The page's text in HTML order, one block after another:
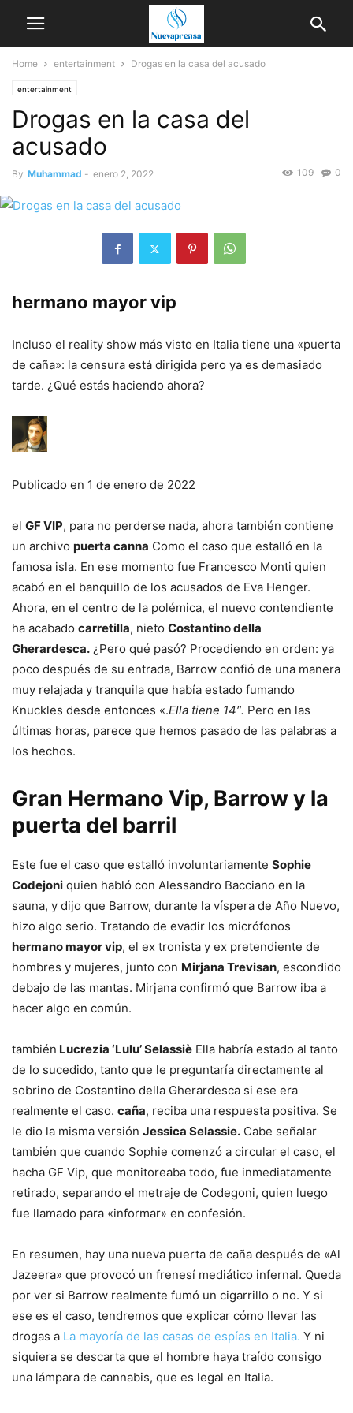
Home entertainment Drogas en la casa del acusado
entertainment
Drogas en la casa del
acusado
By Muhammad - enero 2, 2022 0
109
hermano mayor vip
Incluso el reality show más visto en Italia tiene una «puerta
de caña»: la censura está dirigida pero ya es demasiado
tarde. ¿Qué estás haciendo ahora?
Publicado en 1 de enero de 2022
el GF VIP, para no perderse nada, ahora también contiene
un archivo puerta canna Como el caso que estalló en la
famosa isla. En ese momento fue Francesco Monti quien
acabó en el banquillo de los acusados ​​de Eva Henger.
Ahora, en el centro de la polémica, el nuevo contendiente
ha acabado carretilla, nieto Costantino della
Gherardesca. ¿Pero qué pasó? Procediendo en orden: ya
poco después de su entrada, Barrow confió de una manera
muy relajada y tranquila que había estado fumando
Knuckles desde entonces «.Ella tiene 14″. Pero en las
últimas horas, parece que hemos pasado de las palabras a
los hechos.
Gran Hermano Vip, Barrow y la
puerta del barril
Este fue el caso que estalló involuntariamente Sophie
Codejoni quien habló con Alessandro Bacciano en la
sauna, y dijo que Barrow, durante la víspera de Año Nuevo,
hizo algo serio. Tratando de evadir los micrófonos
hermano mayor vip, el ex tronista y ex pretendiente de
hombres y mujeres, junto con Mirjana Trevisan, escondido
debajo de las mantas. Mirjana confirmó que Barrow iba a
hacer algo en común.
también Lucrezia ‘Lulu’ Selassiè Ella habría estado al tanto
de lo sucedido, tanto que le preguntaría directamente al
sobrino de Costantino della Gherardesca si ese era
realmente el caso. caña, reciba una respuesta positiva. Se
le dio la misma versión Jessica Selassie. Cabe señalar
también que cuando Sophie comenzó a circular el caso, el
hacha GF Vip, que monitoreaba todo, fue inmediatamente
retirado, separando el metraje de Codegoni, quien luego
fue llamado para «informar» en confesión.
En resumen, hay una nueva puerta de caña después de «Al
Jazeera» que provocó un frenesí mediático infernal. Queda
por ver si Barrow realmente fumó un cigarrillo o no. Y si
ese es el caso, tendremos que explicar cómo llevar las
drogas a La mayoría de las casas de espías en Italia. Y ni
siquiera se descarta que el hombre haya traído consigo
una lámpara de cannabis, que es legal en Italia.